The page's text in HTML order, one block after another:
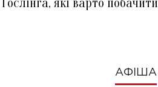
Ґослінга, які варто побачити
АФІША